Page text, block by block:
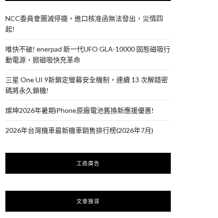
NCC委員會團滅停擺，進口核准函無法發出，災情四
起!
唯快不破! enerpad 新一代UFO GLA-10000 固態磁吸行
動電源，掀磁吸快充革命
三星 One UI 9新鎖定螢幕安全機制，連續 13 次解錯密
碼將永久鎖機!
燦坤2026年暑期iPhone原廠電池舊換新應援優惠!
2026年台灣機車最新機車銷售排行榜(2026年7月)
工商廣告
文章搜尋